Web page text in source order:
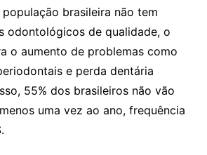
brasileira não tem
odontológicos de qualidade, o
o aumento de problemas como
e perda dentária
55% dos brasileiros não vão
uma vez ao ano, frequência